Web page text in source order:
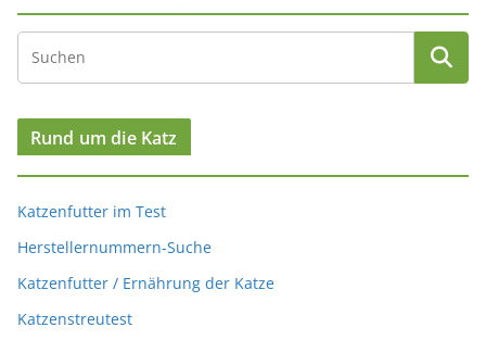
Rund um die Katz
Katzenfutter im Test
Herstellernummern-Suche
Katzenfutter / Ernährung der Katze
Katzenstreutest